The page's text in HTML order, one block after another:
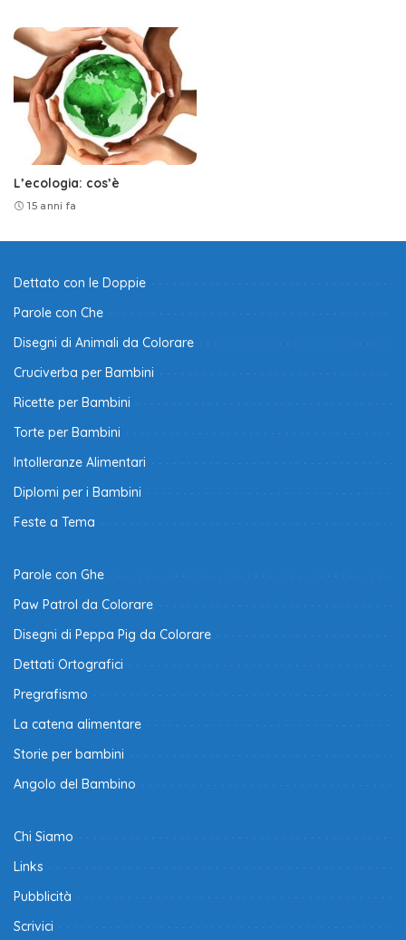
L’ecologia: cos’è
15 anni fa
Dettato con le Doppie
Parole con Che
Disegni di Animali da Colorare
Cruciverba per Bambini
Ricette per Bambini
Torte per Bambini
Intolleranze Alimentari
Diplomi per i Bambini
Feste a Tema
Parole con Ghe
Paw Patrol da Colorare
Disegni di Peppa Pig da Colorare
Dettati Ortografici
Pregrafismo
La catena alimentare
Storie per bambini
Angolo del Bambino
Chi Siamo
Links
Pubblicità
Scrivici